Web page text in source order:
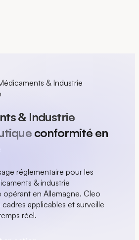
& Industrie
& Industrie
conformité en
réglementaire pour les
& industrie
opérant en Allemagne. Cleo
applicables et surveille
réel.